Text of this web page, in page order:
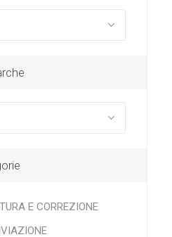
E CORREZIONE